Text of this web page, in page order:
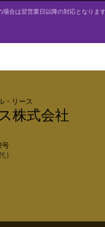
場合は翌営業日以降の対応となりま
・リース
株式会社
号
)